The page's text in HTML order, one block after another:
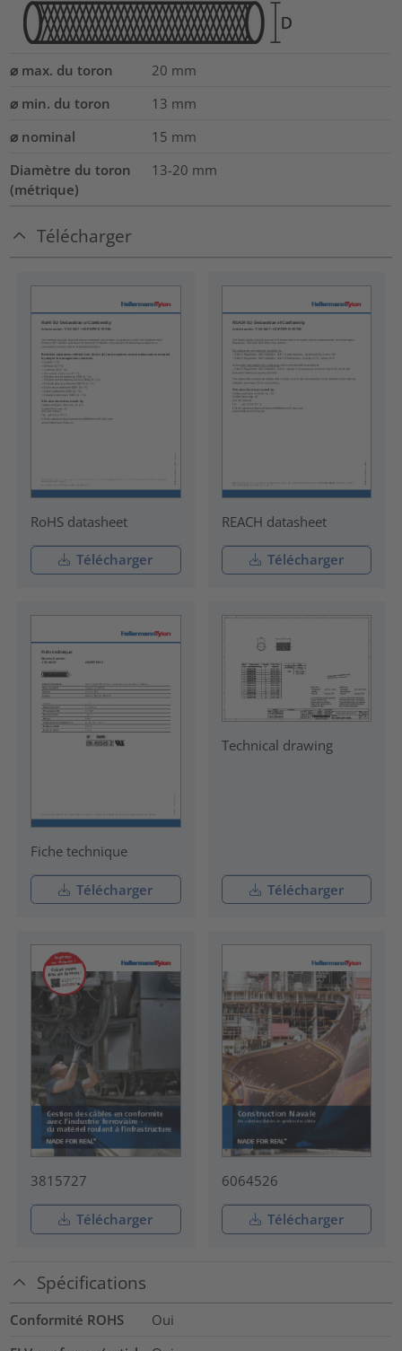
⌀ max. du toron 20 mm
⌀ min. du toron
13 mm
⌀ nominal
15 mm
Diamètre du toron
(métrique)
13-20 mm
Télécharger
RoHS datasheet
Télécharger
REACH datasheet
Télécharger
Fiche technique
Télécharger
Technical drawing
Télécharger
3815727
Télécharger
6064526
Télécharger
Spécifications
Conformité ROHS
Oui